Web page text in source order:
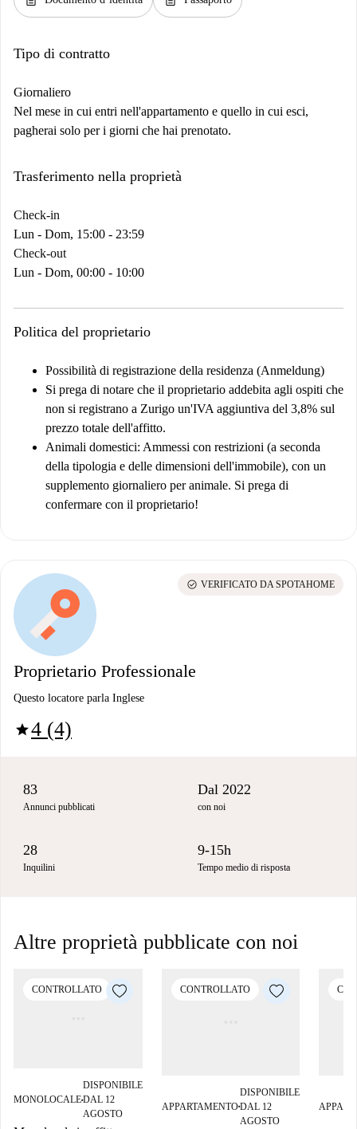
Tipo di contratto
Giornaliero
Nel mese in cui entri nell'appartamento e quello in cui esci,
pagherai solo per i giorni che hai prenotato.
Trasferimento nella proprietà
Check-in
Lun - Dom, 15:00 - 23:59
Check-out
Lun - Dom, 00:00 - 10:00
Politica del proprietario
Possibilità di registrazione della residenza (Anmeldung)
Si prega di notare che il proprietario addebita agli ospiti che
non si registrano a Zurigo un'IVA aggiuntiva del 3,8% sul
prezzo totale dell'affitto.
Animali domestici: Ammessi con restrizioni (a seconda
della tipologia e delle dimensioni dell'immobile), con un
supplemento giornaliero per animale. Si prega di
confermare con il proprietario!
Proprietario Professionale
Questo locatore parla Inglese
star4 (4)
check_circle VERIFICATO DA SPOTAHOME
83
Annunci pubblicati
Dal 2022
con noi
28
Inquilini
9-15h
Tempo medio di risposta
Altre proprietà pubblicate con noi
CONTROLLATO
MONOLOCALE■
DISPONIBILE
DAL 12
AGOSTO
CONTROLLATO
APPARTAMENTO■
DISPONIBILE
DAL 12
AGOSTO